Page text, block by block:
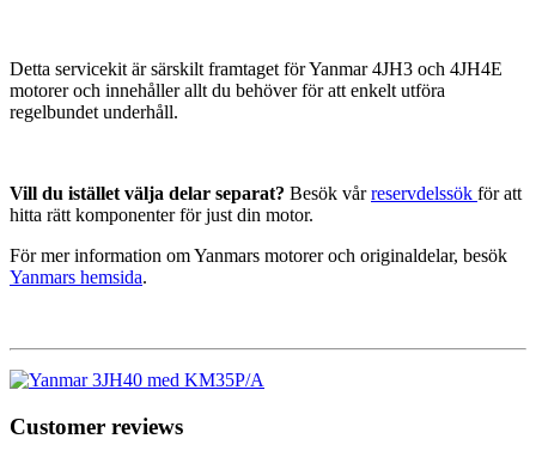
Detta servicekit är särskilt framtaget för Yanmar 4JH3 och 4JH4E
motorer och innehåller allt du behöver för att enkelt utföra
regelbundet underhåll.
Vill du istället välja delar separat? Besök vårreservdelssök för att
hitta rätt komponenter för just din motor.
För mer information om Yanmars motorer och originaldelar, besök
Yanmars hemsida.
Customer reviews